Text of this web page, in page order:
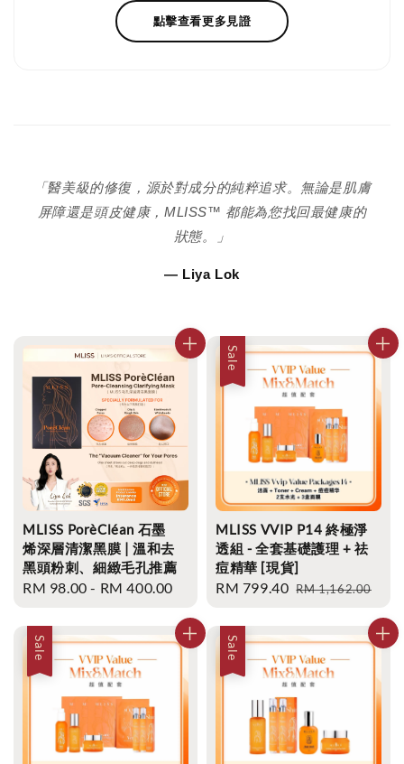
點擊查看更多見證
「醫美級的修復，源於對成分的純粹追求。無論是肌膚
屏障還是頭皮健康，MLISS™ 都能為您找回最健康的
狀態。」
— Liya Lok
MLISS PorèCléan 石墨
烯深層清潔黑膜 | 溫和去
黑頭粉刺、細緻毛孔推薦
Regular
RM 98.00 - RM 400.00
Sale
MLISS VVIP P14 終極淨
透組 - 全套基礎護理 + 祛
痘精華 [現貨]
Sale
RM 799.40 Regular
RM 1,162.00
Sale Sale